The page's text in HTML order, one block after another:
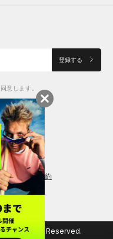
登録する
意します。
記 会員規約
All Rights Reserved.